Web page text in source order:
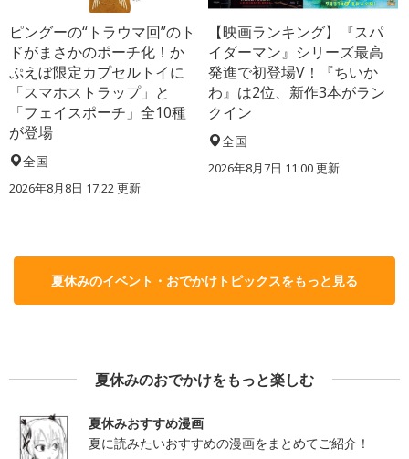
ピングーの“トラウマ回”のト
ドがまさかのポーチ化！か
ぷえぼ限定カプセルトイに
「スマホストラップ」と
「フェイスポーチ」全10種
が登場
全国
2026年8月8日 17:22更新
【映画ランキング】『スパ
イダーマン』シリーズ最高
発進で初登場V！『ちいか
わ』は2位、新作3本がラン
クイン
全国
2026年8月7日 11:00更新
夏休みのイベント・おでかけトピックスをもっと見る
夏休みのおでかけをもっと楽しむ
夏休みおすすめ漫画
夏に読みたいおすすめの漫画をまとめてご紹介！